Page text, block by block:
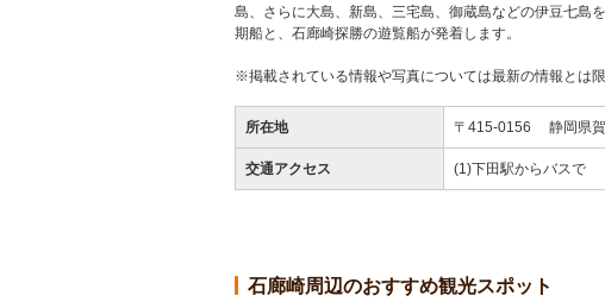
島、さらに大島、新島、三宅島、御蔵島などの伊豆七島
期船と、石廊崎探勝の遊覧船が発着します。
※掲載されている情報や写真については最新の情報とは
所在地 〒415-0156 静岡県賀
交通アクセス (1)下田駅からバスで
石廊崎周辺のおすすめ観光スポット